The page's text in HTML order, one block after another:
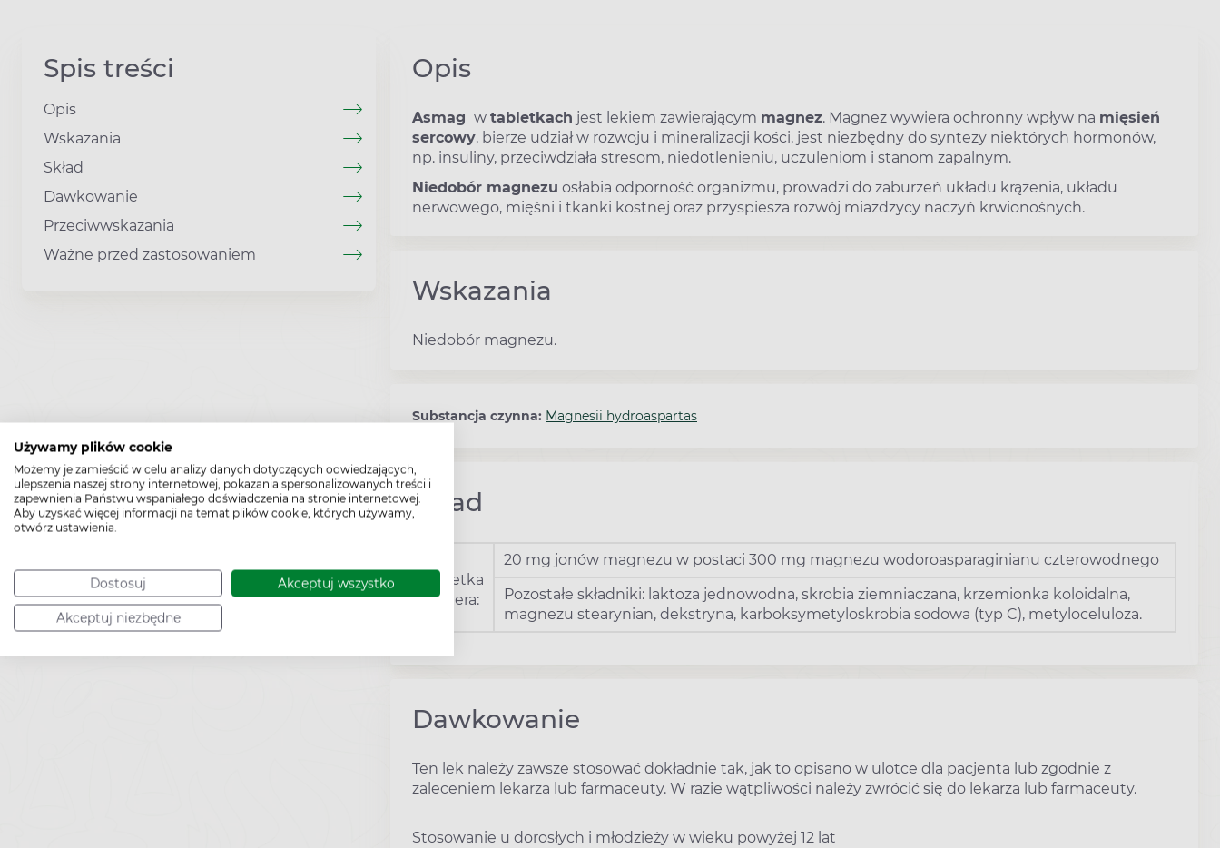
Używamy plików cookie
Możemy je zamieścić w celu analizy danych dotyczących odwiedzających,
ulepszenia naszej strony internetowej, pokazania spersonalizowanych treści i
zapewnienia Państwu wspaniałego doświadczenia na stronie internetowej.
Aby uzyskać więcej informacji na temat plików cookie, których używamy,
otwórz ustawienia.
Dostosuj Akceptuj wszystko
Akceptuj niezbędne
Spis treści
Opis
Wskazania
Skład
Dawkowanie
Przeciwwskazania
Ważne przed zastosowaniem
Opis
Asmag w tabletkach jest lekiem zawierającym magnez. Magnez wywiera ochronny wpływ na mięsień
sercowy, bierze udział w rozwoju i mineralizacji kości, jest niezbędny do syntezy niektórych hormonów,
np. insuliny, przeciwdziała stresom, niedotlenieniu, uczuleniom i stanom zapalnym.
Niedobór magnezu osłabia odporność organizmu, prowadzi do zaburzeń układu krążenia, układu
nerwowego, mięśni i tkanki kostnej oraz przyspiesza rozwój miażdżycy naczyń krwionośnych.
Wskazania
Niedobór magnezu.
Substancja czynna: Magnesii hydroaspartas
Skład
tabletka
zawiera:
20 mg jonów magnezu w postaci 300 mg magnezu wodoroasparaginianu czterowodnego
Pozostałe składniki: laktoza jednowodna, skrobia ziemniaczana, krzemionka koloidalna,
magnezu stearynian, dekstryna, karboksymetyloskrobia sodowa (typ C), metyloceluloza.
Dawkowanie
Ten lek należy zawsze stosować dokładnie tak, jak to opisano w ulotce dla pacjenta lub zgodnie z
zaleceniem lekarza lub farmaceuty. W razie wątpliwości należy zwrócić się do lekarza lub farmaceuty.
Stosowanie u dorosłych i młodzieży w wieku powyżej 12 lat